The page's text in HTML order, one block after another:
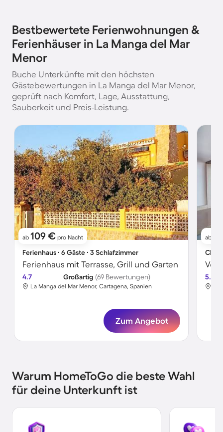
Bestbewertete Ferienwohnungen &
Ferienhäuser in La Manga del Mar
Menor
Buche Unterkünfte mit den höchsten
Gästebewertungen in La Manga del Mar Menor,
geprüft nach Komfort, Lage, Ausstattung,
Sauberkeit und Preis-Leistung.
ab 109 € pro Nacht
Ferienhaus ∙ 6 Gäste ∙ 3 Schlafzimmer
Ferienhaus mit Terrasse, Grill und Garten
4.7 Großartig (69 Bewertungen)
La Manga del Mar Menor, Cartagena, Spanien
Zum Angebot
ab
5.0
Warum HomeToGo die beste Wahl
für deine Unterkunft ist